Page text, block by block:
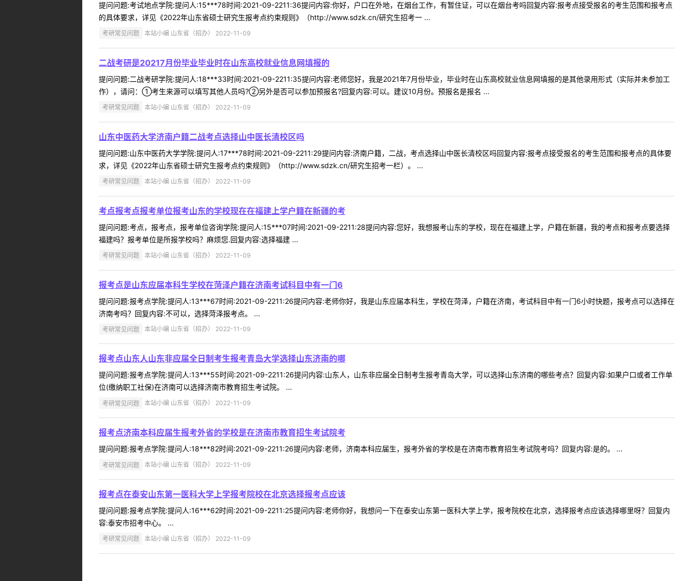
提问问题:考试地点学院:提问人:15***78时间:2021-09-2211:36提问内容:你好，户口在外地，在烟台工作，有暂住证，可以在烟台考吗回复内容:报考点接受报名的考生范围和报考点
的具体要求，详见《2022年山东省硕士研究生报考点约束规则》（http://www.sdzk.cn/研究生招考一 ...
考研常见问题 本站小编 山东省（招办） 2022-11-09
二战考研是20217月份毕业毕业时在山东高校就业信息网填报的
提问问题:二战考研学院:提问人:18***33时间:2021-09-2211:35提问内容:老师您好，我是2021年7月份毕业，毕业时在山东高校就业信息网填报的是其他录用形式（实际并未参加工
作），请问：①考生来源可以填写其他人员吗?②另外是否可以参加预报名?回复内容:可以。建议10月份。预报名是报名 ...
考研常见问题 本站小编 山东省（招办） 2022-11-09
山东中医药大学济南户籍二战考点选择山中医长清校区吗
提问问题:山东中医药大学学院:提问人:17***78时间:2021-09-2211:29提问内容:济南户籍，二战，考点选择山中医长清校区吗回复内容:报考点接受报名的考生范围和报考点的具体要
求，详见《2022年山东省硕士研究生报考点约束规则》（http://www.sdzk.cn/研究生招考一栏）。 ...
考研常见问题 本站小编 山东省（招办） 2022-11-09
考点报考点报考单位报考山东的学校现在在福建上学户籍在新疆的考
提问问题:考点，报考点，报考单位咨询学院:提问人:15***07时间:2021-09-2211:28提问内容:您好，我想报考山东的学校，现在在福建上学，户籍在新疆，我的考点和报考点要选择
福建吗？报考单位是所报学校吗？麻烦您.回复内容:选择福建 ...
考研常见问题 本站小编 山东省（招办） 2022-11-09
报考点是山东应届本科生学校在菏泽户籍在济南考试科目中有一门6
提问问题:报考点学院:提问人:13***67时间:2021-09-2211:26提问内容:老师你好，我是山东应届本科生，学校在菏泽，户籍在济南，考试科目中有一门6小时快题，报考点可以选择在
济南考吗？回复内容:不可以，选择菏泽报考点。 ...
考研常见问题 本站小编 山东省（招办） 2022-11-09
报考点山东人山东非应届全日制考生报考青岛大学选择山东济南的哪
提问问题:报考点学院:提问人:13***55时间:2021-09-2211:26提问内容:山东人，山东非应届全日制考生报考青岛大学，可以选择山东济南的哪些考点？回复内容:如果户口或者工作单
位(缴纳职工社保)在济南可以选择济南市教育招生考试院。 ...
考研常见问题 本站小编 山东省（招办） 2022-11-09
报考点济南本科应届生报考外省的学校是在济南市教育招生考试院考
提问问题:报考点学院:提问人:18***82时间:2021-09-2211:26提问内容:老师，济南本科应届生，报考外省的学校是在济南市教育招生考试院考吗？回复内容:是的。 ...
考研常见问题 本站小编 山东省（招办） 2022-11-09
报考点在泰安山东第一医科大学上学报考院校在北京选择报考点应该
提问问题:报考点学院:提问人:16***62时间:2021-09-2211:25提问内容:老师你好，我想问一下在泰安山东第一医科大学上学，报考院校在北京，选择报考点应该选择哪里呀？回复内
容:泰安市招考中心。 ...
考研常见问题 本站小编 山东省（招办） 2022-11-09